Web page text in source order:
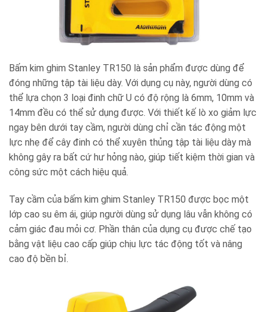
Bấm kim ghim Stanley TR150 là sản phẩm được dùng để
đóng những tập tài liệu dày. Với dụng cụ này, người dùng có
thể lựa chọn 3 loại đinh chữ U có độ rộng là 6mm, 10mm và
14mm đều có thể sử dụng được. Với thiết kế lò xo giảm lực
ngay bên dưới tay cầm, người dùng chỉ cần tác động một
lực nhẹ để cây đinh có thể xuyên thủng tập tài liệu dày mà
không gây ra bất cứ hư hỏng nào, giúp tiết kiệm thời gian và
công sức một cách hiệu quả.
Tay cầm của bấm kim ghim Stanley TR150 được bọc một
lớp cao su êm ái, giúp người dùng sử dụng lâu vẫn không có
cảm giác đau mỏi cơ. Phần thân của dụng cụ được chế tạo
bằng vật liệu cao cấp giúp chịu lực tác động tốt và nâng
cao độ bền bỉ.